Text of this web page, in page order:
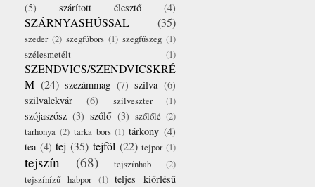
(5)
szárított élesztő (4)
SZÁRNYASHÚSSAL (35)
szeder (2) szegfűbors (1) szegfűszeg (1)
szélesmetélt
(1)
SZENDVICS/SZENDVICSKRÉ
M (24) szezámmag (7) szilva (6)
szilvalekvár
(6) szilveszter (1)
szójaszósz (3) szőlő (3) szőlőlé (2)
tarhonya (2) tarka bors (1) tárkony (4)
tea (4) tej (35) tejföl (22) tejpor (1)
tejszín (68) tejszínhab
(2)
tejszínízű habpor (1) teljes kiőrlésű